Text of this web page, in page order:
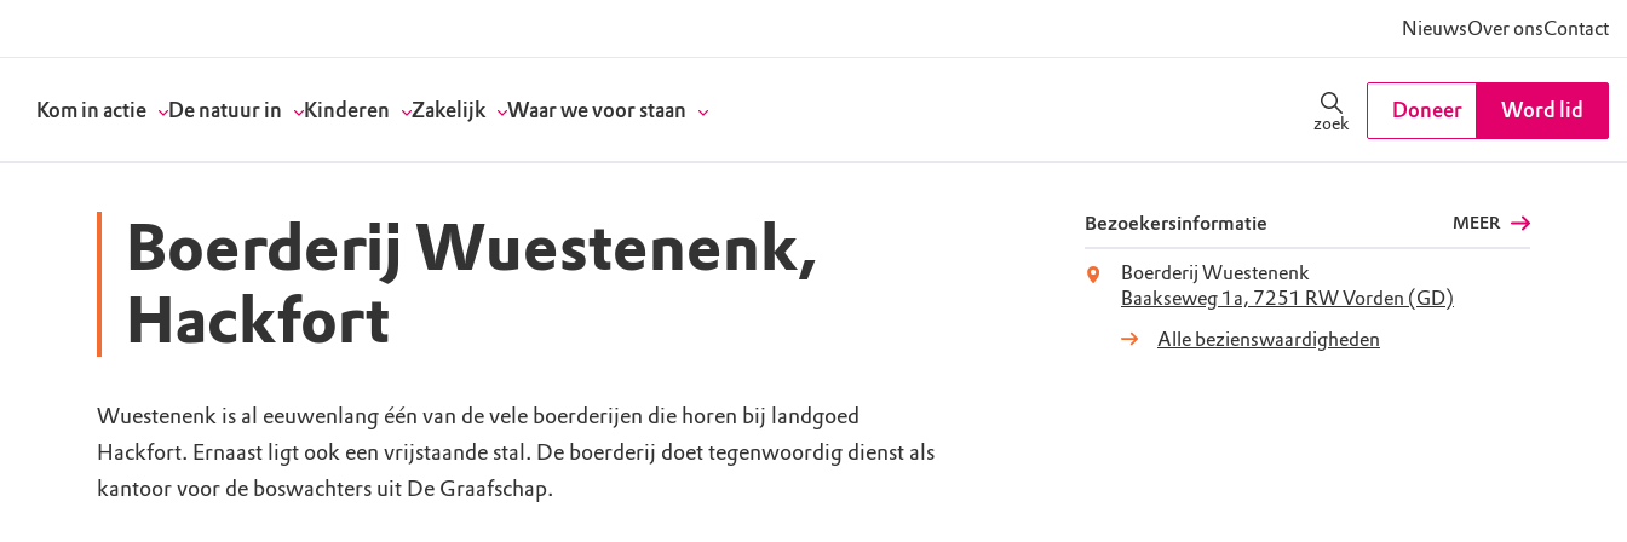
NieuwsOver onsContact
Kom in actie
Doneer
Word vrijwilliger
Werken bij
De natuur in
Routes
Natuurgebieden
Bezoekerscentra
Kinderen
Kinderactiviteiten
Verjaardagsfeestjes
Speeltips
Zakelijk
Geef een bedrijfsdonatie
Vergaderen in de natuur
Onze partners & supporters
Waar we voor staan
Onze visie
Actuele thema's
Wat wij doen
zoek
Doneer Word lid
Boerderij Wuestenenk,
Hackfort
Wuestenenk is al eeuwenlang één van de vele boerderijen die horen bij landgoed
Hackfort. Ernaast ligt ook een vrijstaande stal. De boerderij doet tegenwoordig dienst als
kantoor voor de boswachters uit De Graafschap.
Bezoekersinformatie MEER
Boerderij Wuestenenk
Baakseweg 1a, 7251 RW Vorden (GD)
Alle bezienswaardigheden